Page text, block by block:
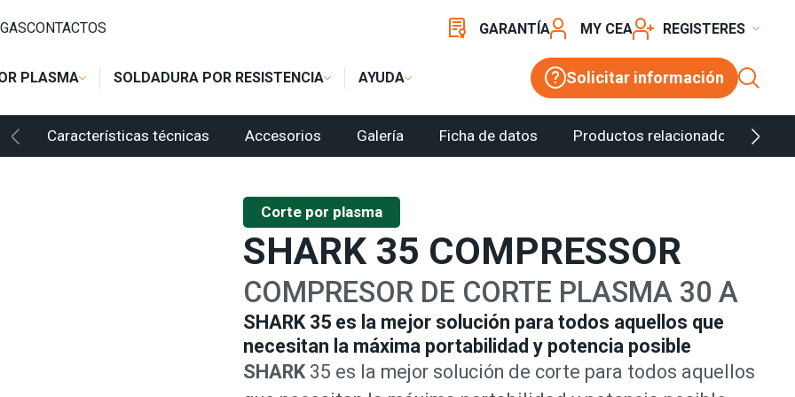
PLASMA SOLDADURA POR RESISTENCIA AYUDA Solicitar información
CONTACTOS GARANTÍA MY CEA REGISTER
Características técnicas Accesorios Galería Ficha de datos Productos relacionados
Corte por plasma
SHARK 35 COMPRESSOR
COMPRESOR DE CORTE PLASMA 30 A
SHARK 35 es la mejor solución para todos aquellos que
necesitan la máxima portabilidad y potencia posible
SHARK35 es la mejor solución de corte para todos aquellos